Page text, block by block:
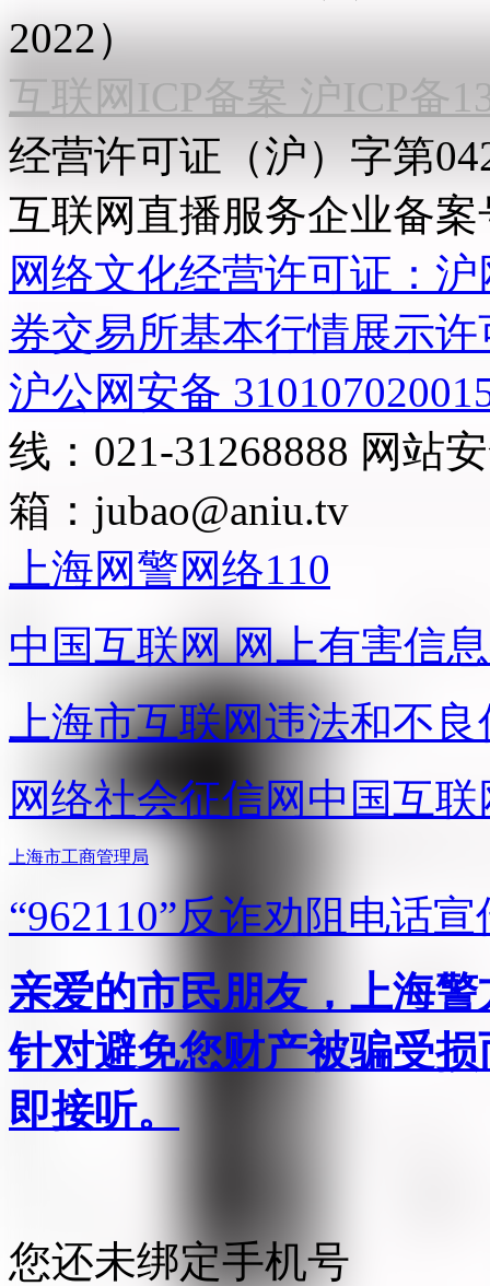
2022）
互联网ICP备案 沪ICP备
经营许可证（沪）字第
互联网直播服务企业备案
网络文化经营许可证：
券交易所基本行情展示许
沪公网安备
线：021-31268888 网站
箱： jubao@aniu.tv
上海网警网络110
中国互联网 网上有害信
上海市互联网违法和不
网络社会征信网 中国互
上海市工商管理局
“962110”反诈劝阻电话宣
亲爱的市民朋友，上海
针对避免您财产被骗受
即接听。
您还未绑定手机号